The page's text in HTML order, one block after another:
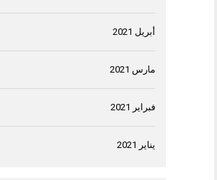
أبريل 2021
مارس 2021
فبراير 2021
يناير 2021